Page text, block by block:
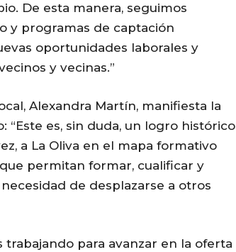
De esta manera, seguimos
y programas de captación
oportunidades laborales y
y vecinas.”
Alexandra Martín, manifiesta la
es, sin duda, un logro histórico
a La Oliva en el mapa formativo
permitan formar, cualificar y
de desplazarse a otros
trabajando para avanzar en la oferta